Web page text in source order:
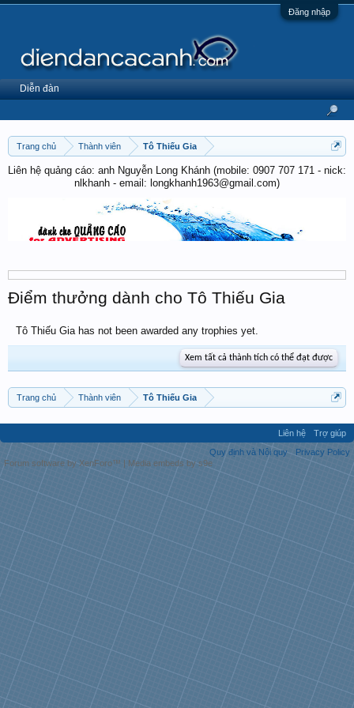
Đăng nhập
Trang chủ Thành viên Tô Thiếu Gia
Liên hệ quảng cáo: anh Nguyễn Long Khánh (mobile: 0907 707 171 - nick:
nlkhanh - email: longkhanh1963@gmail.com)
Điểm thưởng dành cho Tô Thiếu Gia
Tô Thiếu Gia has not been awarded any trophies yet.
Xem tất cả thành tích có thể đạt được
Trang chủ Thành viên Tô Thiếu Gia
Diễn đàn
Liên hệ
Trợ giúp
Quy định và Nội quy
Privacy Policy
Forum software by XenForo™ | Media embeds by s9e